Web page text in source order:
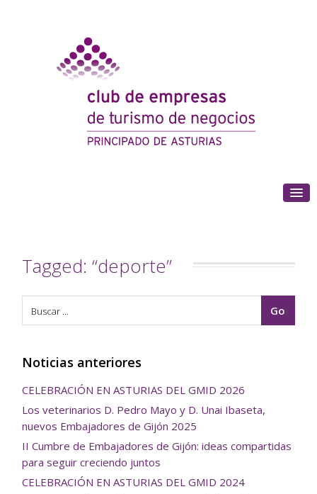
Tagged: “deporte”
Noticias anteriores
CELEBRACIÓN EN ASTURIAS DEL GMID 2026
Los veterinarios D. Pedro Mayo y D. Unai Ibaseta,
nuevos Embajadores de Gijón 2025
II Cumbre de Embajadores de Gijón: ideas compartidas
para seguir creciendo juntos
CELEBRACIÓN EN ASTURIAS DEL GMID 2024